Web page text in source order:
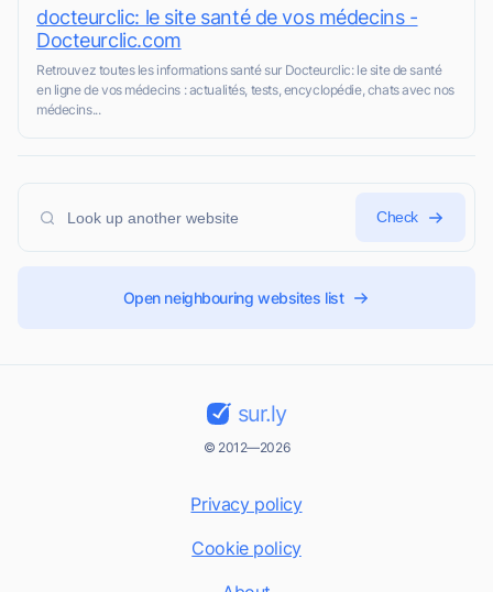
docteurclic: le site santé de vos médecins -
Docteurclic.com
Retrouvez toutes les informations santé sur Docteurclic: le site de santé
en ligne de vos médecins : actualités, tests, encyclopédie, chats avec nos
médecins...
Check
Open neighbouring websites list
sur.ly
© 2012—2026
Privacy policy
Cookie policy